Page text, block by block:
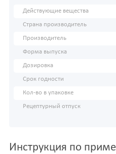
Действующие вещества
Страна производитель
Производитель
Форма выпуска
Дозировка
Срок годности
Кол-во в упаковке
Рецептурный отпуск
Инструкция по